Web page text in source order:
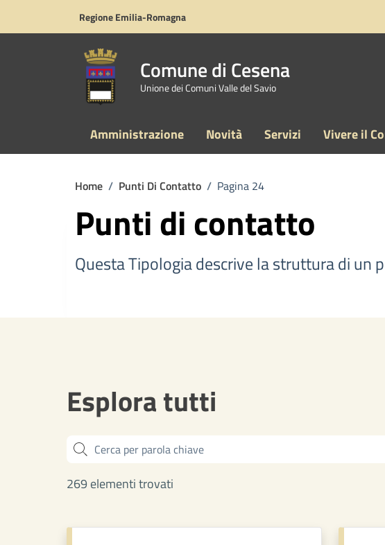
Regione Emilia-Romagna
Comune di Cesena
Unione dei Comuni Valle del Savio
Amministrazione Novità Servizi Vivere il
Home / Punti Di Contatto / Pagina 24
Punti di contatto
Questa Tipologia descrive la struttura di un
Esplora tutti
Cerca
269 elementi trovati